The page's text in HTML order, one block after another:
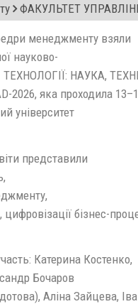
ФАКУЛЬТЕТ
менеджменту взяли
науково-
ТЕХНОЛОГІЇ: НАУКА,
2026, яка проходила
університет
представили
бізнес-
Катерина Костенко,
Бочаров
Аліна Зайцева,